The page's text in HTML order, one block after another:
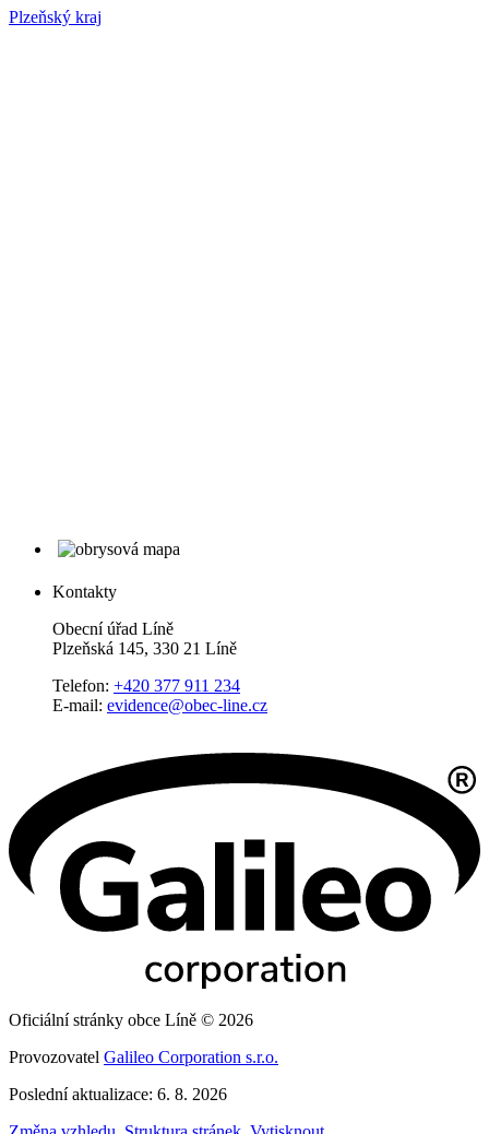
Plzeňský kraj
Kontakty
Obecní úřad Líně
Plzeňská 145, 330 21 Líně
Telefon: +420 377 911 234
E-mail: evidence@obec-line.cz
Oficiální stránky obce Líně © 2026
Provozovatel Galileo Corporation s.r.o.
Poslední aktualizace: 6. 8. 2026